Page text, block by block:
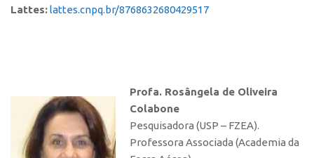
Lattes:lattes.cnpq.br/8768632680429517
Profa. Rosângela de Oliveira
Colabone
Pesquisadora (USP – FZEA).
Professora Associada (Academia da